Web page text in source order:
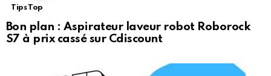
Tips Top
Bon plan : Aspirateur laveur robot Roborock
S7 à prix cassé sur Cdiscount